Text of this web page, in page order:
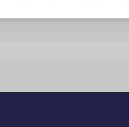
løsninger. Tilgang til tråløst